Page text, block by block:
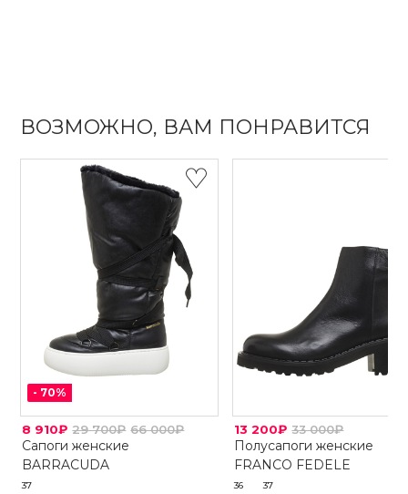
ВОЗМОЖНО, ВАМ ПОНРАВИТСЯ
- 70%
8 910₽ 29 700₽ 66 000₽
Сапоги женские
BARRACUDA
37
13 200₽ 33 000₽
Полусапоги женские
FRANCO FEDELE
36 37